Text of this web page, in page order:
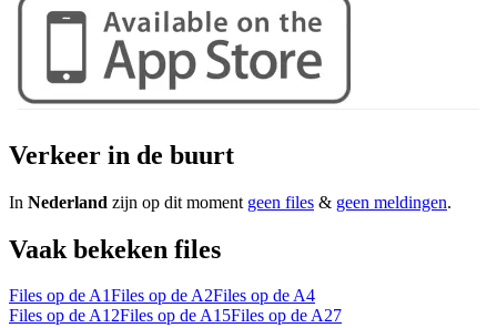
Verkeer in de buurt
In Nederland zijn op dit moment geen files & geen meldingen.
Vaak bekeken files
Files op de A1Files op de A2Files op de A4
Files op de A12Files op de A15Files op de A27